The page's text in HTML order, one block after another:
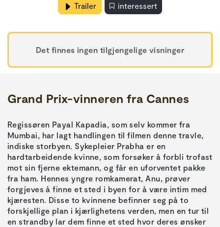
Trailer interessert
Det finnes ingen tilgjengelige visninger
Grand Prix-vinneren fra Cannes
Regissøren Payal Kapadia, som selv kommer fra
Mumbai, har lagt handlingen til filmen denne travle,
indiske storbyen. Sykepleier Prabha er en
hardtarbeidende kvinne, som forsøker å forbli trofast
mot sin fjerne ektemann, og får en uforventet pakke
fra ham. Hennes yngre romkamerat, Anu, prøver
forgjeves å finne et sted i byen for å være intim med
kjæresten. Disse to kvinnene befinner seg på to
forskjellige plan i kjærlighetens verden, men en tur til
en strandby lar dem finne et sted hvor deres ønsker